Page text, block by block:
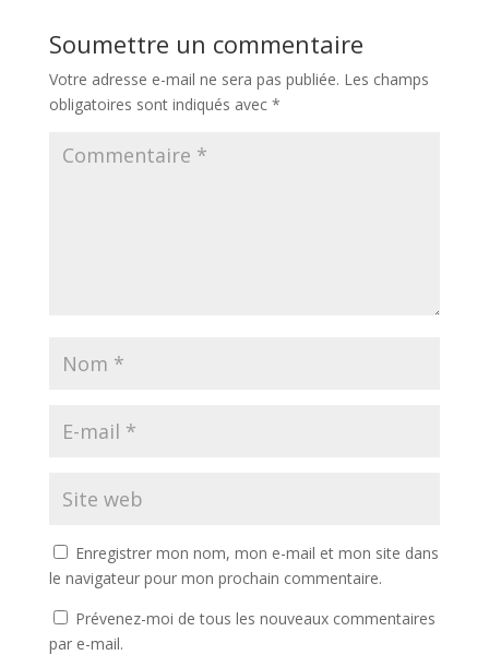
Soumettre un commentaire
Votre adresse e-mail ne sera pas publiée. Les champs
obligatoires sont indiqués avec *
Enregistrer mon nom, mon e-mail et mon site dans
le navigateur pour mon prochain commentaire.
Prévenez-moi de tous les nouveaux commentaires
par e-mail.